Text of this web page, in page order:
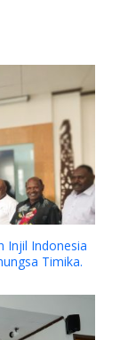
Injil Indonesia
Timika.